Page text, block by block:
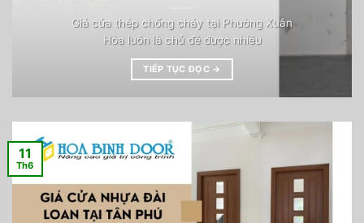
Giá cửa thép chống cháy tại Phường Xuân
Hòa luôn là chủ đề được nhiều
TIẾP TỤC ĐỌC →
11
Th6